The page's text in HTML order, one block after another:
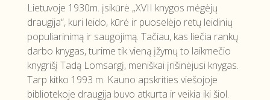
Lietuvoje 1930m. įsikūrė „XVII knygos mėgėjų
draugija“, kuri leido, kūrė ir puoselėjo retų leidinių
populiarinimą ir saugojimą. Tačiau, kas liečia rankų
darbo knygas, turime tik vieną įžymų to laikmečio
knygrišį Tadą Lomsargį, meniškai įrišinėjusi knygas.
Tarp kitko 1993 m. Kauno apskrities viešojoje
bibliotekoje draugija buvo atkurta ir veikia iki šiol.